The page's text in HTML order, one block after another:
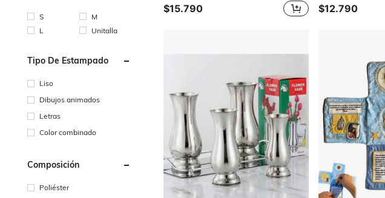
S
M
L
Unitalla
Tipo De Estampado
Liso
Dibujos animados
Letras
Color combinado
Composición
Poliéster
$15.790 $12.790